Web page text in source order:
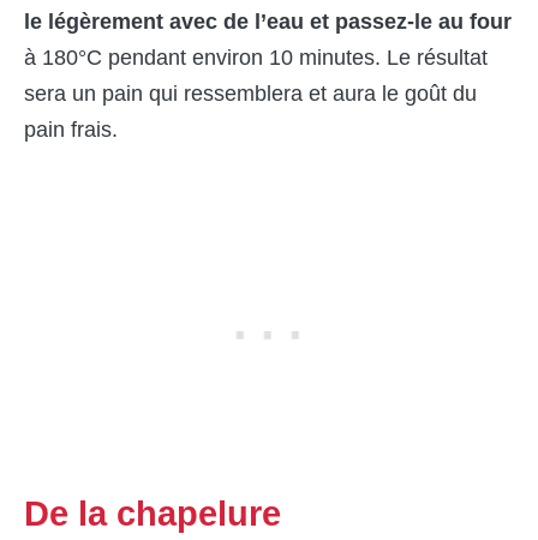
le légèrement avec de l’eau et passez-le au four
à 180°C pendant environ 10 minutes. Le résultat
sera un pain qui ressemblera et aura le goût du
pain frais.
De la chapelure